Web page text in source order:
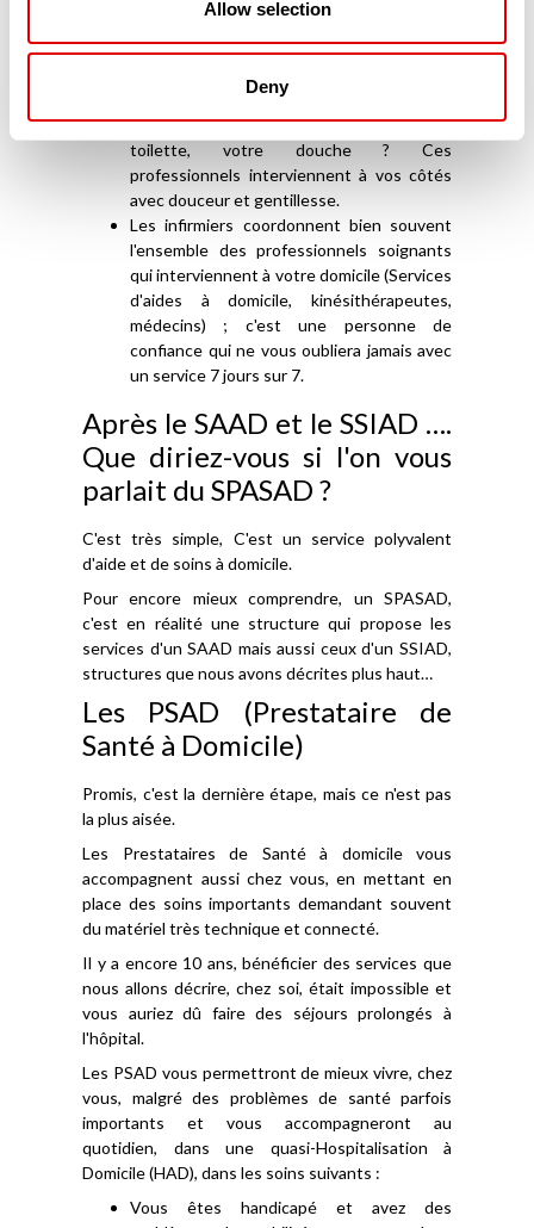
Allow selection
Deny
Spécialisées Alzheimer-) à votre domicile et
votre proche, malade.
Vous avez besoin d'appui pour votre
toilette, votre douche ? Ces
professionnels interviennent à vos côtés
avec douceur et gentillesse.
Les infirmiers coordonnent bien souvent
l'ensemble des professionnels soignants
qui interviennent à votre domicile (Services
d'aides à domicile, kinésithérapeutes,
médecins) ; c'est une personne de
confiance qui ne vous oubliera jamais avec
un service 7 jours sur 7.
Après le SAAD et le SSIAD ….
Que diriez-vous si l'on vous
parlait du SPASAD ?
C'est très simple, C'est un service polyvalent
d'aide et de soins à domicile.
Pour encore mieux comprendre, un SPASAD,
c'est en réalité une structure qui propose les
services d'un SAAD mais aussi ceux d'un SSIAD,
structures que nous avons décrites plus haut…
Les PSAD (Prestataire de
Santé à Domicile)
Promis, c'est la dernière étape, mais ce n'est pas
la plus aisée.
Les Prestataires de Santé à domicile vous
accompagnent aussi chez vous, en mettant en
place des soins importants demandant souvent
du matériel très technique et connecté.
Il y a encore 10 ans, bénéficier des services que
nous allons décrire, chez soi, était impossible et
vous auriez dû faire des séjours prolongés à
l'hôpital.
Les PSAD vous permettront de mieux vivre, chez
vous, malgré des problèmes de santé parfois
importants et vous accompagneront au
quotidien, dans une quasi-Hospitalisation à
Domicile (HAD), dans les soins suivants :
Vous êtes handicapé et avez des